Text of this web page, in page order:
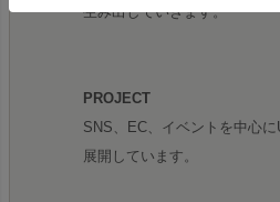
生み出していきます。
PROJECT
SNS、EC、イベントを中心
展開しています。